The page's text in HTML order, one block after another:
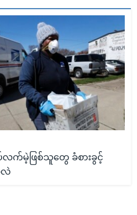
က်မဲ့ဖြစ်သူတွေ ခံစားခွင့်
လဲ